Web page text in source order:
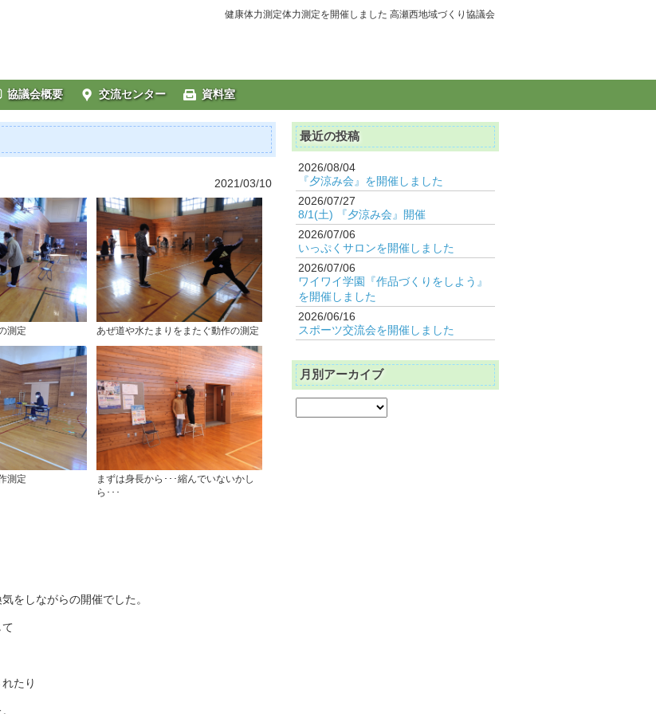
健康体力測定体力測定を開催しました 高瀬西地域づくり協議会
協議会概要 交流センター 資料室
2021/03/10
測定 あぜ道や水たまりをまたぐ動作の測定
測定
まずは身長から･･･縮んでいないかし
ら･･･
をしながらの開催でした。
たり
最近の投稿
2026/08/04
『夕涼み会』を開催しました
2026/07/27
8/1(土) 『夕涼み会』開催
2026/07/06
いっぷくサロンを開催しました
2026/07/06
ワイワイ学園『作品づくりをしよう』
を開催しました
2026/06/16
スポーツ交流会を開催しました
月別アーカイブ